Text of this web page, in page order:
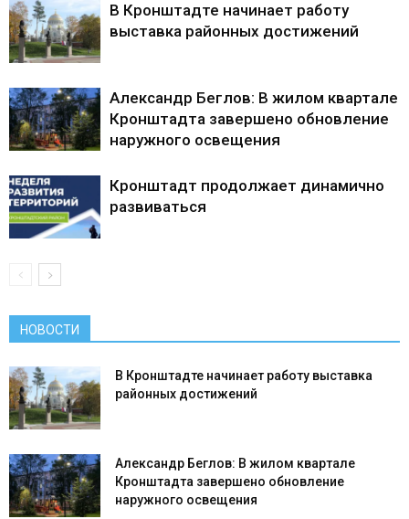
В Кронштадте начинает работу
выставка районных достижений
Александр Беглов: В жилом квартале
Кронштадта завершено обновление
наружного освещения
Кронштадт продолжает динамично
развиваться
НОВОСТИ
В Кронштадте начинает работу выставка
районных достижений
Александр Беглов: В жилом квартале
Кронштадта завершено обновление
наружного освещения